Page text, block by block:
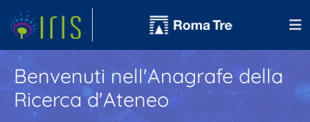
Benvenuti nell'Anagrafe della
Ricerca d'Ateneo